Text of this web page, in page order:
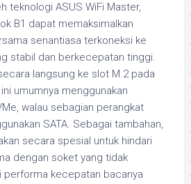
teknologi ASUS WiFi Master,
B1 dapat memaksimalkan
senantiasa terkoneksi ke
stabil dan berkecepatan tinggi.
langsung ke slot M.2 pada
umumnya menggunakan
walau sebagian perangkat
SATA. Sebagai tambahan,
secara spesial untuk hindari
dengan soket yang tidak
performa kecepatan bacanya